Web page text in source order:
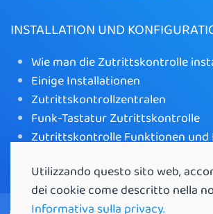
INSTALLATION UND
Wie man die Zutrittskontrolle
Einige Installationen
Zutrittskontrollzentralen
Funk-Tastatur Zutrittskontrolle
Zutrittskontrolle Funktionen und
Utilizzando questo sito web,
dei cookie come descritto nella
Informativa sulla privacy.